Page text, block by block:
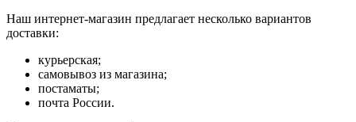
Наш интернет-магазин предлагает несколько вариантов
доставки:
курьерская;
самовывоз из магазина;
постаматы;
почта России.